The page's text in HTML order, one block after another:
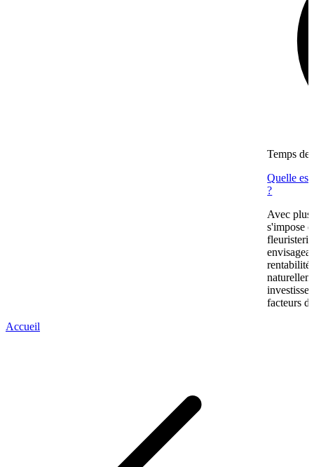
Temps de
Quelle
?
Avec plus
s'impose
rentabilité
facteurs
Accueil